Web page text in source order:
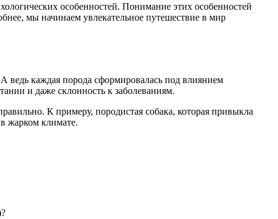
особенностей. Понимание этих особенностей
мы начинаем увлекательное путешествие в мир
каждая порода сформировалась под влиянием
и даже склонность к заболеваниям.
К примеру, породистая собака, которая привыкла
жарком климате.